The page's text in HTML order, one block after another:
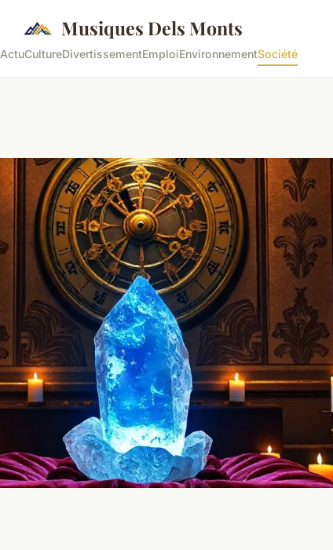
Musiques Dels Monts
ActuCultureDivertissementEmploiEnvironnementSociété